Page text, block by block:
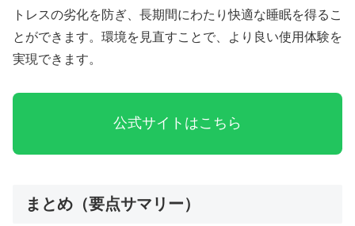
トレスの劣化を防ぎ、長期間にわたり快適な睡眠を得るこ
とができます。環境を見直すことで、より良い使用体験を
実現できます。
公式サイトはこちら
まとめ（要点サマリー）